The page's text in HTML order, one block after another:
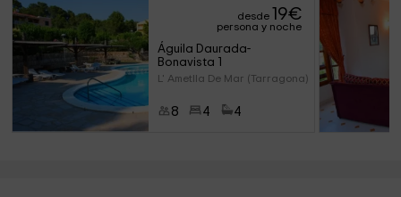
desde 19€
persona y noche
Águila Daurada-
Bonavista 1
L' Ametlla De Mar (Tarragona)
8 4 4